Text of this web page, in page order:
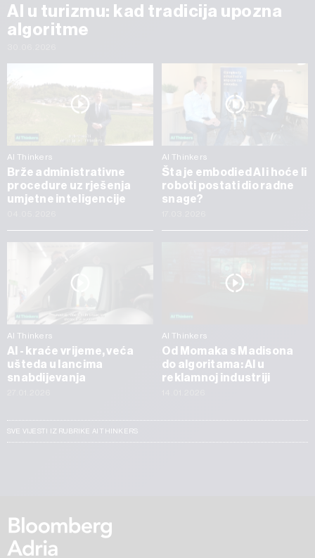
AI u turizmu: kad tradicija upozna
algoritme
AI Thinkers
Brže administrativne
procedure uz rješenja
umjetne inteligencije
AI Thinkers
Šta je embodied AI i hoće li
roboti postati dio radne
snage?
AI Thinkers
AI - kraće vrijeme, veća
ušteda u lancima
snabdijevanja
AI Thinkers
Od Momaka s Madisona
do algoritama: AI u
reklamnoj industriji
SVE VIJESTI IZ RUBRIKE AI THINKERS